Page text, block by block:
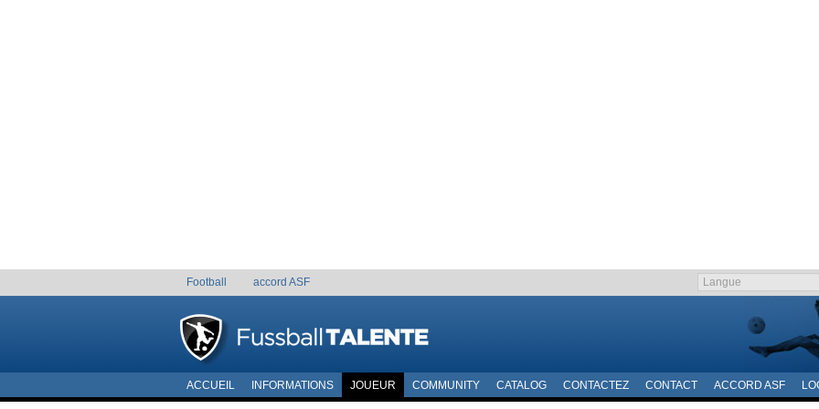
Football accord ASF
ACCUEIL INFORMATIONS JOUEUR COMMUNITY CATALOG CONTACTEZ CONTACT ACCORD ASF